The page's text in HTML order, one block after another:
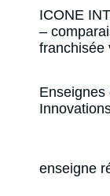
ICONE
–
franchisée
Enseignes
enseigne